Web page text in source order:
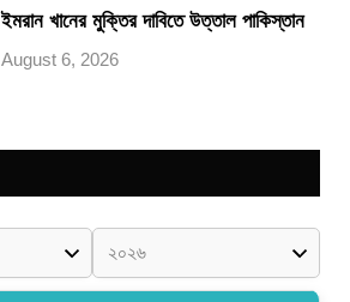
ইমরান খানের মুক্তির দাবিতে উত্তাল পাকিস্তান
August 6, 2026